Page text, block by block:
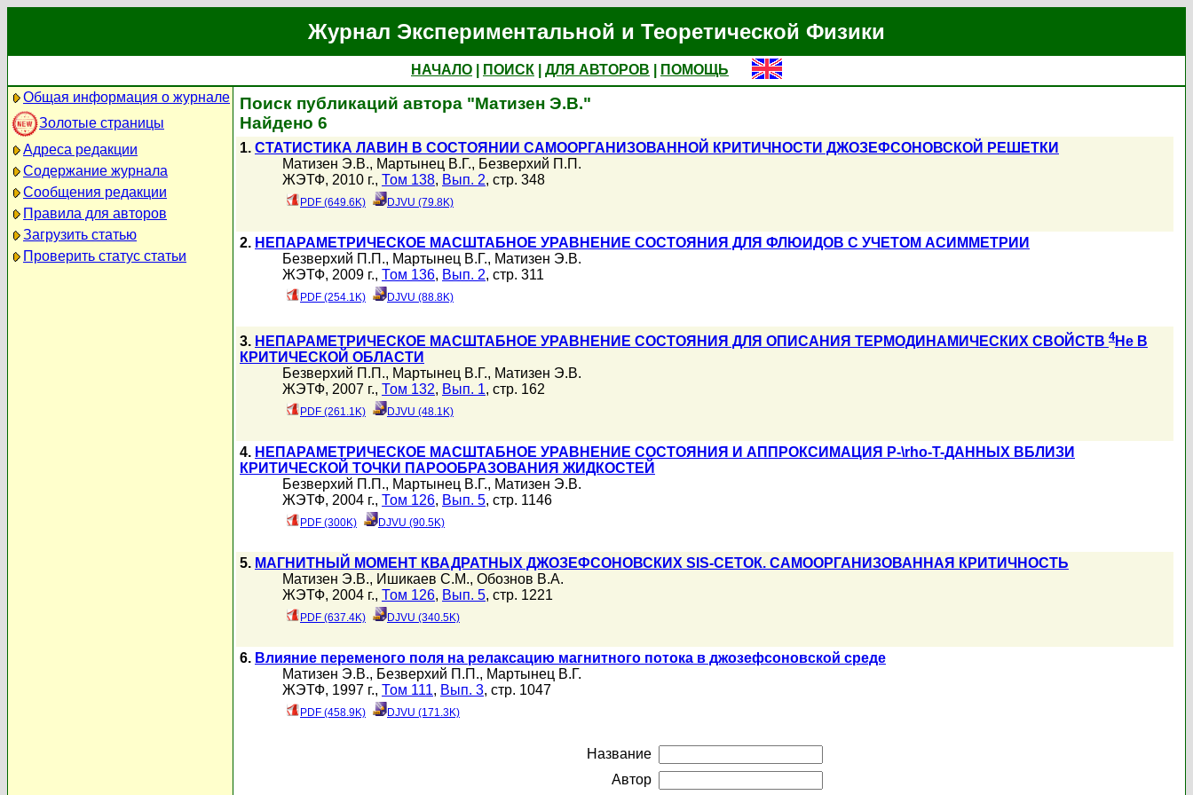
Журнал Экспериментальной и Теоретической Физики
НАЧАЛО ПОИСК ДЛЯ АВТОРОВ
ПОМОЩЬ
Общая информация о журнале
Золотые страницы
Адреса редакции
Содержание журнала
Сообщения редакции
Правила для авторов
Загрузить статью
Проверить статус статьи
Поиск публикаций автора "Матизен Э.В."
Найдено 6
1. СТАТИСТИКА ЛАВИН В СОСТОЯНИИ САМООРГАНИЗОВАННОЙ КРИТИЧНОСТИ ДЖОЗЕФСОНОВСКОЙ РЕШЕТКИ
Матизен Э.В., Мартынец В.Г., Безверхий П.П.
ЖЭТФ, 2010 г., Том 138, Вып. 2, стр. 348
PDF (649.6K) DJVU (79.8K)
2. НЕПАРАМЕТРИЧЕСКОЕ МАСШТАБНОЕ УРАВНЕНИЕ СОСТОЯНИЯ ДЛЯ ФЛЮИДОВ С УЧЕТОМ АСИММЕТРИИ
Безверхий П.П., Мартынец В.Г., Матизен Э.В.
ЖЭТФ, 2009 г., Том 136, Вып. 2, стр. 311
PDF (254.1K) DJVU (88.8K)
3. НЕПАРАМЕТРИЧЕСКОЕ МАСШТАБНОЕ УРАВНЕНИЕ СОСТОЯНИЯ ДЛЯ ОПИСАНИЯ ТЕРМОДИНАМИЧЕСКИХ СВОЙСТВ 4He В
КРИТИЧЕСКОЙ ОБЛАСТИ
Безверхий П.П., Мартынец В.Г., Матизен Э.В.
ЖЭТФ, 2007 г., Том 132, Вып. 1, стр. 162
PDF (261.1K) DJVU (48.1K)
4. НЕПАРАМЕТРИЧЕСКОЕ МАСШТАБНОЕ УРАВНЕНИЕ СОСТОЯНИЯ И АППРОКСИМАЦИЯ P-\rho-T-ДАННЫХ ВБЛИЗИ
КРИТИЧЕСКОЙ ТОЧКИ ПАРООБРАЗОВАНИЯ ЖИДКОСТЕЙ
Безверхий П.П., Мартынец В.Г., Матизен Э.В.
ЖЭТФ, 2004 г., Том 126, Вып. 5, стр. 1146
PDF (300K) DJVU (90.5K)
5. МАГНИТНЫЙ МОМЕНТ КВАДРАТНЫХ ДЖОЗЕФСОНОВСКИХ SIS-СЕТОК. САМООРГАНИЗОВАННАЯ КРИТИЧНОСТЬ
Матизен Э.В., Ишикаев С.М., Обознов В.А.
ЖЭТФ, 2004 г., Том 126, Вып. 5, стр. 1221
PDF (637.4K) DJVU (340.5K)
6. Влияние переменого поля на релаксацию магнитного потока в джозефсоновской среде
Матизен Э.В., Безверхий П.П., Мартынец В.Г.
ЖЭТФ, 1997 г., Том 111, Вып. 3, стр. 1047
PDF (458.9K) DJVU (171.3K)
Название
Автор